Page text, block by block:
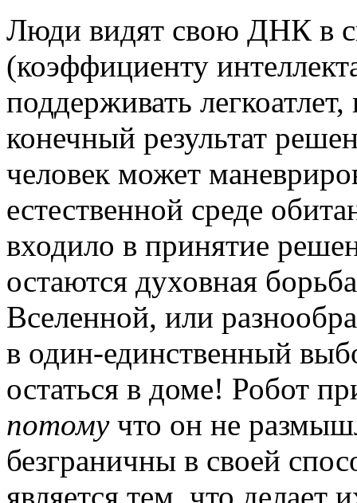
Люди видят свою ДНК в
(коэффициенту
поддерживать
конечный результат
человек может
естественной среде
входило в принятие
остаются духовная
Вселенной, или
в один-единственный
остаться в доме! Робот
потому что он не
безграничны в своей